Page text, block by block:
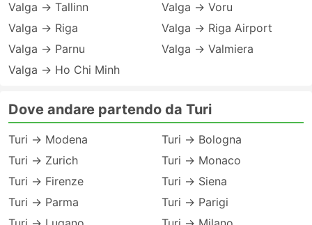
Valga → Tallinn
Valga → Riga
Valga → Parnu
Valga → Ho Chi Minh
Valga → Voru
Valga → Riga Airport
Valga → Valmiera
Dove andare partendo da Turi
Turi → Modena
Turi → Zurich
Turi → Firenze
Turi → Parma
Turi → Bologna
Turi → Monaco
Turi → Siena
Turi → Parigi